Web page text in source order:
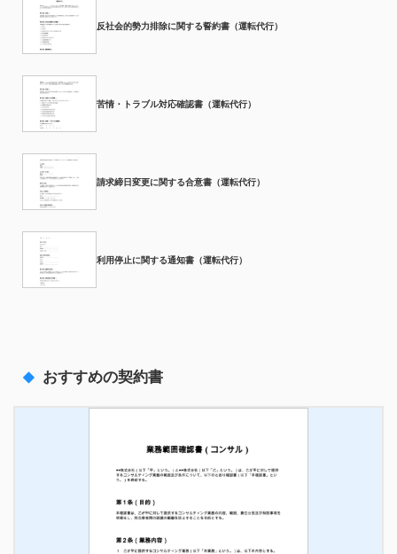
反社会的勢力排除に関する誓約書（運転代行）
苦情・トラブル対応確認書（運転代行）
請求締日変更に関する合意書（運転代行）
利用停止に関する通知書（運転代行）
おすすめの契約書